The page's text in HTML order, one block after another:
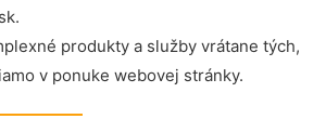
produkty a služby vrátane tých,
v ponuke webovej stránky.